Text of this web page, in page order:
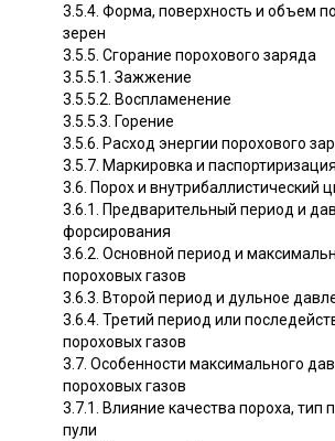
3.5.4. Форма, поверхность и объем
зерен
3.5.5. Сгорание порохового заряда
3.5.5.1. Зажжение
3.5.5.2. Воспламенение
3.5.5.3. Горение
3.5.6. Расход энергии порохового
3.5.7. Маркировка и паспортиризация
3.6. Порох и внутрибаллистический
3.6.1. Предварительный период и
форсирования
3.6.2. Основной период и
пороховых газов
3.6.3. Второй период и дульное
3.6.4. Третий период или
пороховых газов
3.7. Особенности максимального
пороховых газов
3.7.1. Влияние качества пороха, тип
пули